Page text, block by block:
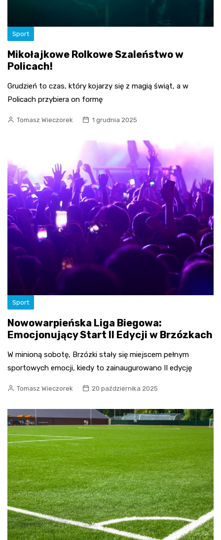
Sport
Mikołajkowe Rolkowe Szaleństwo w
Policach!
Grudzień to czas, który kojarzy się z magią świąt, a w
Policach przybiera on formę
Tomasz Wieczorek 1 grudnia 2025
Sport
Nowowarpieńska Liga Biegowa:
Emocjonujący Start II Edycji w Brzózkach
W minioną sobotę, Brzózki stały się miejscem pełnym
sportowych emocji, kiedy to zainaugurowano II edycję
Tomasz Wieczorek 20 października 2025